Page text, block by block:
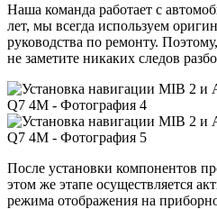
Наша команда работает с
лет, мы всегда используем
руководства по ремонту.
не заметите никаких следов
После установки компонентов
этом же этапе осуществляется
режима отображения на